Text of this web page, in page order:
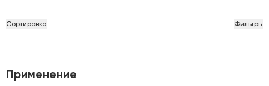
Сортировка Фильтры
Применение